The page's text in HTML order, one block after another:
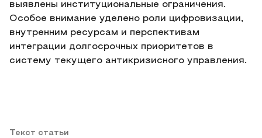
выявлены институциональные ограничения.
Особое внимание уделено роли цифровизации,
внутренним ресурсам и перспективам
интеграции долгосрочных приоритетов в
систему текущего антикризисного управления.
Текст статьи